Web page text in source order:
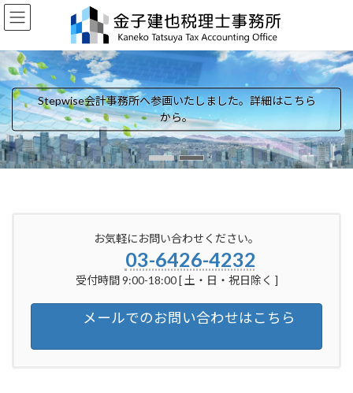
コ
ン
ン
ツ
へ
ス
キ
ッ
プ
ナ
ビ
ー
シ
ョ
ン
に
移
動
Stepwise会計事務所へ参画いたしました。詳細はこちら
から。
Stepwise会計事務所へ参画いたしました。詳細はこちら
から。
お気軽にお問い合わせください。
03-6426-4232
受付時間 9:00-18:00 [ 土・日・祝日除く ]
メールでのお問い合わせはこちら